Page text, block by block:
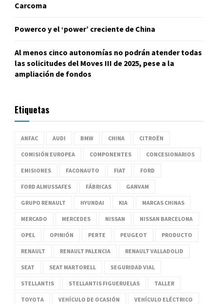
Carcoma
Powerco y el ‘power’ creciente de China
Al menos cinco autonomías no podrán atender todas
las solicitudes del Moves III de 2025, pese a la
ampliación de fondos
Etiquetas
ANFAC AUDI BMW CHINA CITROËN
COMISIÓN EUROPEA COMPONENTES CONCESIONARIOS
EMISIONES FACONAUTO FIAT FORD
FORD ALMUSSAFES FÁBRICAS GANVAM
GRUPO RENAULT HYUNDAI KIA MARCAS CHINAS
MERCADO MERCEDES NISSAN NISSAN BARCELONA
OPEL OPINIÓN PERTE PEUGEOT PRODUCTO
RENAULT RENAULT PALENCIA RENAULT VALLADOLID
SEAT SEAT MARTORELL SEGURIDAD VIAL
STELLANTIS STELLANTIS FIGUERUELAS TALLER
TOYOTA VEHÍCULO DE OCASIÓN VEHÍCULO ELÉCTRICO